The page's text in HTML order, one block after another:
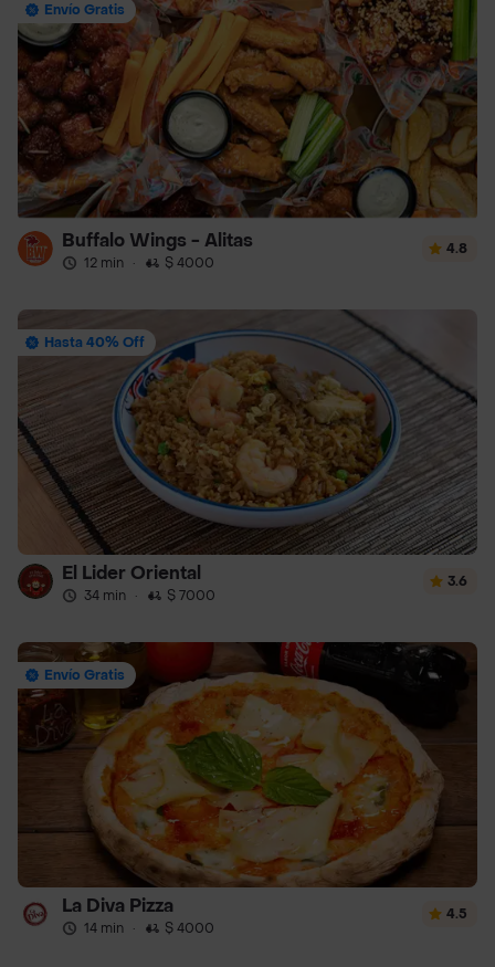
Envío Gratis
Buffalo Wings - Alitas
12 min · $ 4000
4.8
Hasta 40% Off
El Lider Oriental
34 min · $ 7000
3.6
Envío Gratis
La Diva Pizza
14 min · $ 4000
4.5